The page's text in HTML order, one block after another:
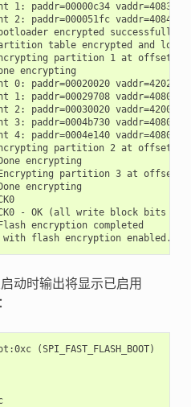
1: paddr=00000c34
2: paddr=000051fc
encrypted successfully
table encrypted and
partition 1 at offset
encrypting
0: paddr=00020020
1: paddr=00029708
2: paddr=00030020
3: paddr=0004b730
4: paddr=0004e140
partition 2 at offset
encrypting
partition 3 at offset
encrypting
- OK (all write block bits
encryption completed
动时输出将显示已启用
(SPI_FAST_FLASH_BOOT)